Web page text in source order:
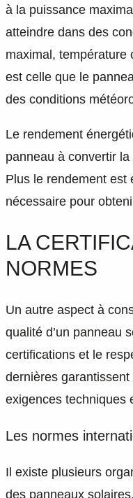
à la puissance
atteindre dans des
maximal, température
est celle que le
des conditions
Le rendement
panneau à convertir
Plus le rendement est
nécessaire pour
LA
NORMES
Un autre aspect à
qualité d’un panneau
certifications et le
dernières
exigences techniques
Les normes
Il existe plusieurs
des panneaux